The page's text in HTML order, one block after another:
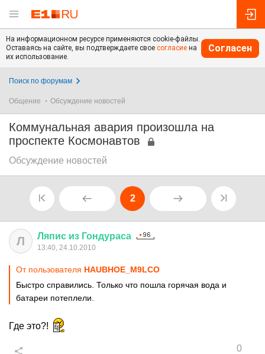
На информационном ресурсе применяются cookie-файлы.
Оставаясь на сайте, вы подтверждаете свое согласие на
их использование.
Согласен
Поиск по форумам
Общение Обсуждение новостей
Коммунальная авария произошла на
проспекте Космонавтов
Обсуждение новостей
2
Л Ляпис из Гондураса
13:40, 24.10.2010
От пользователя HAUBHOE_M9LCO
Быстро справились. Только что пошла горячая вода и
батареи потеплели.
Где это?!
0